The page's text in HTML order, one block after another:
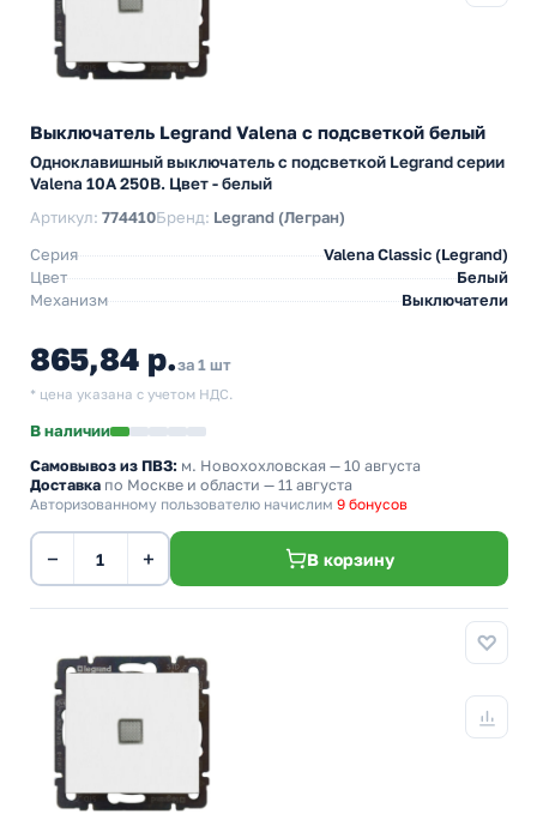
Выключатель Legrand Valena с подсветкой белый
Одноклавишный выключатель с подсветкой Legrand серии
Valena 10А 250В. Цвет - белый
Артикул: 774410Бренд: Legrand (Легран)
Серия
Valena Classic (Legrand)
Цвет
Белый
Механизм
Выключатели
865,84 р.за 1 шт
* цена указана с учетом НДС.
В наличии
Самовывоз из ПВЗ: м. Новохохловская — 10 августа
Доставка по Москве и области — 11 августа
Авторизованному пользователю начислим 9 бонусов
− + В корзину